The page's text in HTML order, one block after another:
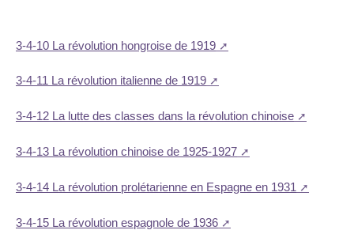
3-4-10 La révolution hongroise de 1919
3-4-11 La révolution italienne de 1919
3-4-12 La lutte des classes dans la révolution chinoise
3-4-13 La révolution chinoise de 1925-1927
3-4-14 La révolution prolétarienne en Espagne en 1931
3-4-15 La révolution espagnole de 1936